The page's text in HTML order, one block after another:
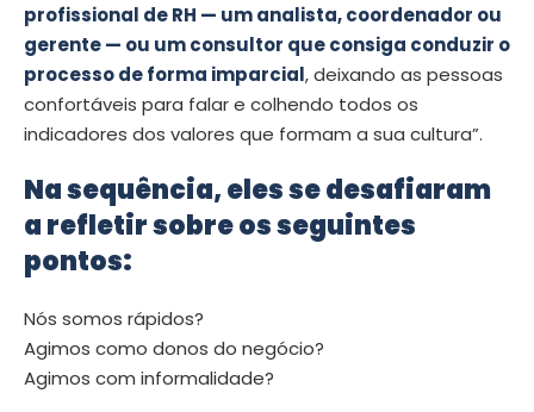
profissional de RH — um analista, coordenador ou
gerente — ou um consultor que consiga conduzir o
processo de forma imparcial, deixando as pessoas
confortáveis para falar e colhendo todos os
indicadores dos valores que formam a sua cultura”.
Na sequência, eles se desafiaram
a refletir sobre os seguintes
pontos:
Nós somos rápidos?
Agimos como donos do negócio?
Agimos com informalidade?